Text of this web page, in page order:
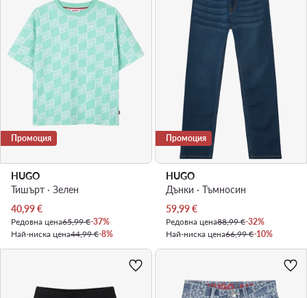
Промоция
HUGO
Тишърт · Зелен
Актуална цена
40,99€
Редовна цена65,99 €-37%
Най-ниска цена44,99 €-8%
Промоция
HUGO
Дънки · Тъмносин
Актуална цена
59,99€
Редовна цена88,99 €-32%
Най-ниска цена66,99 €-10%